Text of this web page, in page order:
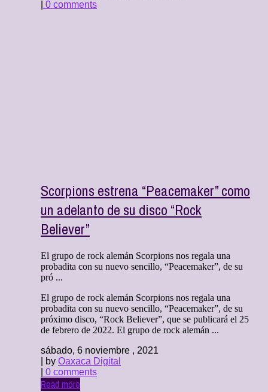
0 comments
Scorpions estrena “Peacemaker” como
un adelanto de su disco “Rock
Believer”
El grupo de rock alemán Scorpions nos regala una
probadita con su nuevo sencillo, “Peacemaker”, de su
pró ...
El grupo de rock alemán Scorpions nos regala una
probadita con su nuevo sencillo, “Peacemaker”, de su
próximo disco, “Rock Believer”, que se publicará el 25
de febrero de 2022. El grupo de rock alemán ...
sábado, 6 noviembre , 2021
| by Oaxaca Digital
0 comments
Read more